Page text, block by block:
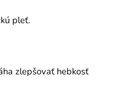
pleť.
zlepšovať hebkosť